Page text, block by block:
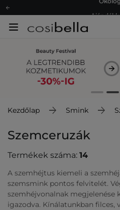
Ingyenes
Kezdőlap Smink
Szemceruzák
Termékek száma: 14
A szemhéjtus kiemeli a
szemsmink pontos felvitelét.
szemhéjvonalnak megjelenése
igazodva. Kínálatunkban filces,